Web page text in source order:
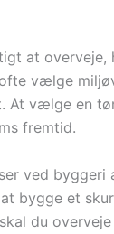
at overveje,
vælge
At vælge en
fremtid.
ved byggeri
bygge et
du